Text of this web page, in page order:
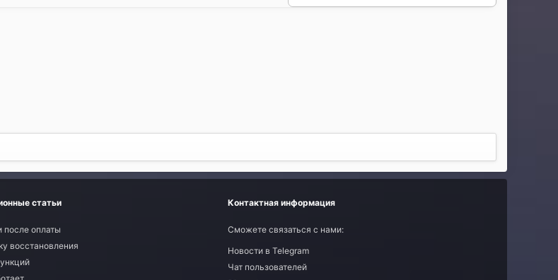
статьи
после оплаты
восстановления
Контактная информация
Сможете связаться с нами:
Новости в Telegram
Чат пользователей